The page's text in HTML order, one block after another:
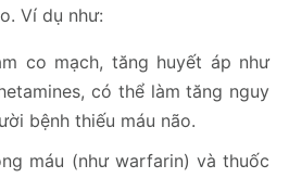
Ví dụ như:
co mạch, tăng huyết áp như
có thể làm tăng nguy
bệnh thiếu máu não.
máu (như warfarin) và thuốc